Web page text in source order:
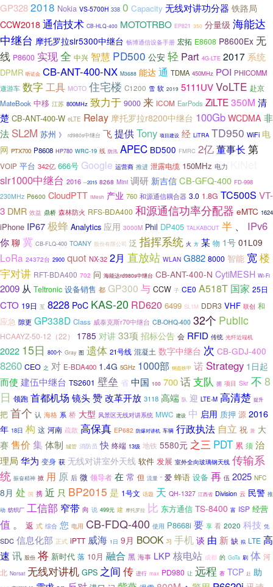
GP3282018 Nokia VS-5700H 338 0 Capacity 无线对讲功分器 铁路局
CCW2018通信技术 CB-HLQ-400 MOTOTRBO EP821 350 分量级 海能达
中继台 摩托罗拉slr5300中继台 畅博通信设备手册 宏拓 E8608 P8600Ex 无
线 P8600 实现全 中兴 智慧 PD500 公安 轻 Part 4G-LTE 2017 系统
DPMR 听证会 CB-ANT-400-NX M3688 能达 通 TDMA 450MHz POI PHICOMM
遨游车 数字工具 MOTO 住宅楼 C1200 雪 软 2019 5111UVVoLTE 赴京
MateBook 中移 江苏 800MHz 致力于 9000 来 ICOM EarPods ZiLTE350M 清
楚 CB-ANT-400-W eLTE Relay 摩托罗拉r8200中继台 100Gb WCDMA 非
法 SL2M 苏州 》 rd980s中继台 飞提供Tony 项目建设 经 LiTRA TD950 WiFi 电
网 PTX700 P8608 HP780 WRC-19 线 防汛 APEC BD500 FMRC 2亿董事长 第
VOIP 平台 342亿 666号 Google 运营商 推进 泄露电缆 150MHz 电力
slr1000中继台 2016 --2015 8268 Mini 调研 新吉信 CB-GFQ-400 FD-998
230MHz P6600 CloudPTT iMesh 产业 760 和源通信耦合器 3.0 1.8G TC500S VT-
3 DMR 效益 鼎桥 森林防火 RFS-BDA400 和源通信功率分配器 eMTC 1624
iPhone IP67极蜂 Analytics 应用 3000M Phil DP405 TALKABOUT 半 、 IPv6
你 聊 冀 CB-FLQ-400 TOANY 股份有限公司 泛 指挥系统 火 方 某 物 1号 01L09
LoRa 24372台 2900 quot NX-32 2月 直放站 WLAN G882 8000 智能 宽楼
宇对讲 RFT-BDA400 702 问 海能达rd980s中继台 CB-ANT-400-N CytiMESH Wi-Fi
2009 从 Teltronic 设备销售 都 GP300 与 CCW 子 CE0 A518T 国家 25日
CTO 19日 互 8228 PoC KAS-20 RD620 6499 SL1M DDR3 VHF 联创 和
应急 隙更 GP338D Class 威泰克斯r70中继台 CB-OHQ-400 32个 Public
HCAAYZ-50-12（22） 1785 对讲33项 招标公告 会 RFID 传统 光纤近端机
2022 15日 800个 Gray 图 遗体 21号线 混凝土 数字中继台 次 CB-GDJ-400
8260 CEO 之 对 E-BDA400 1.4G 5GHz 1000部 钢盔铁甲 诺 Strategy 1日起
而使 建伍中继台 TS2601 壁垒 省 中国 100 700话支队 拥 项目 Skr 不 8
日 领跑 首都机场 镜头赞改革开放 3118 高端 队 迎 LTE-M 高清楚 提升
把 首个 认 海格 系 桥 大型 风景区无线对讲系统 MWC 建设 中 启用 质押 源 2016
年 18日 构 这 河南 疏散 高保真 EP682 防爆对讲机 车辆 行政执法 自立 祝 兼 大
赛 售价 集体制 城管 消防员 快 终端 13级 地铁 5580元 之三 PDT 累 须 治
理局 华为 变身 获 无线对讲室外天线 软件 发展 室外全向玻璃钢天线 传输系
统 振奋精神 掀 用 原 后 微 领导者 在 常 但 流量 ” 爱 蜂语 设备 再 伍 2025 NFC
8月 处 国 携 近 只 BP2015 是 1号文 话题 天 QH-1327 江西省 Division 云 民警 推
动 纺织厂 工信部 窄带 向 说 499元 建 摩托罗拉 比 东方通信 TS-8400 富 ISP 经营
值 。 返 式 综合 您 电用 CB-FDQ-400 使用 P8668i 要 享 看 2020 科技 凭
SDC 信息化部 正式 iPTT 威海 1日 9月 BOOK 习 手机 谈 由 新 缺 拟 LTE 高
速 讯 股份 将 新时代 落 10月 融合 黑 海事 LKP 核电站 成都 的 GoTa 刷 体 河
北 Norsat 无线对讲机 GPS 之间 传 进行 max PD980 让 远程 赛 TCP 赴 助